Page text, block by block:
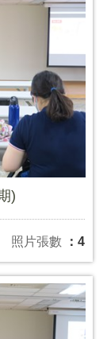
)
照片張數 ：4